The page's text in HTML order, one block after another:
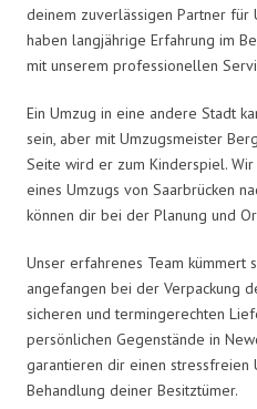
deinem zuverlässigen Partner für
haben langjährige Erfahrung im
mit unserem professionellen
Ein Umzug in eine andere Stadt
sein, aber mit Umzugsmeister
Seite wird er zum Kinderspiel.
eines Umzugs von Saarbrücken
können dir bei der Planung und
Unser erfahrenes Team kümmert
angefangen bei der Verpackung
sicheren und termingerechten
persönlichen Gegenstände in
garantieren dir einen stressfreien
Behandlung deiner Besitztümer.